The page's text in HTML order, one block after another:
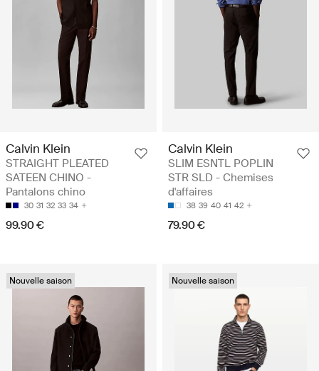
Calvin Klein
STRAIGHT PLEATED
SATEEN CHINO -
Pantalons chino
30 31 32 33 34
99.90 €
Calvin Klein
SLIM ESNTL POPLIN
STR SLD - Chemises
d'affaires
38 39 40 41 42
79.90 €
Nouvelle saison Nouvelle saison